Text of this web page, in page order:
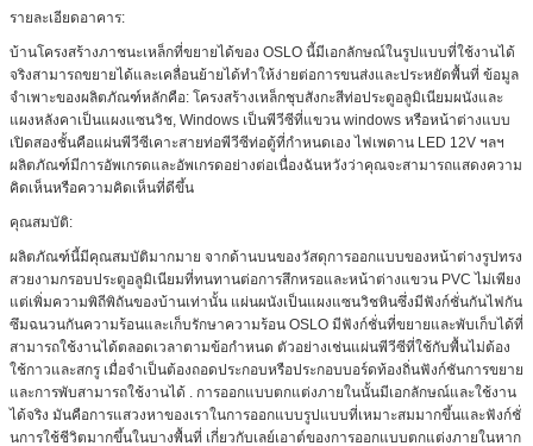
รายละเอียดอาคาร:
บ้านโครงสร้างภาชนะเหล็กที่ขยายได้ของ OSLO นี้มีเอกลักษณ์ในรูปแบบที่ใช้งานได้
จริงสามารถขยายได้และเคลื่อนย้ายได้ทำให้ง่ายต่อการขนส่งและประหยัดพื้นที่ ข้อมูล
จำเพาะของผลิตภัณฑ์หลักคือ: โครงสร้างเหล็กชุบสังกะสีท่อประตูอลูมิเนียมผนังและ
แผงหลังคาเป็นแผงแซนวิช, Windows เป็นพีวีซีที่แขวน windows หรือหน้าต่างแบบ
เปิดสองชั้นคือแผ่นพีวีซีเคาะสายท่อพีวีซีท่อตู้ที่กำหนดเอง ไฟเพดาน LED 12V ฯลฯ
ผลิตภัณฑ์มีการอัพเกรดและอัพเกรดอย่างต่อเนื่องฉันหวังว่าคุณจะสามารถแสดงความ
คิดเห็นหรือความคิดเห็นที่ดีขึ้น
คุณสมบัติ:
ผลิตภัณฑ์นี้มีคุณสมบัติมากมาย จากด้านบนของวัสดุการออกแบบของหน้าต่างรูปทรง
สวยงามกรอบประตูอลูมิเนียมที่ทนทานต่อการสึกหรอและหน้าต่างแขวน PVC ไม่เพียง
แต่เพิ่มความพิถีพิถันของบ้านเท่านั้น แผ่นผนังเป็นแผงแซนวิชหินซึ่งมีฟังก์ชั่นกันไฟกัน
ซึมฉนวนกันความร้อนและเก็บรักษาความร้อน OSLO มีฟังก์ชั่นที่ขยายและพับเก็บได้ที่
สามารถใช้งานได้ตลอดเวลาตามข้อกำหนด ตัวอย่างเช่นแผ่นพีวีซีที่ใช้กับพื้นไม่ต้อง
ใช้กาวและสกรู เมื่อจำเป็นต้องถอดประกอบหรือประกอบบอร์ดท้องถิ่นฟังก์ชันการขยาย
และการพับสามารถใช้งานได้ . การออกแบบตกแต่งภายในนั้นมีเอกลักษณ์และใช้งาน
ได้จริง มันคือการแสวงหาของเราในการออกแบบรูปแบบที่เหมาะสมมากขึ้นและฟังก์ชั่
นการใช้ชีวิตมากขึ้นในบางพื้นที่ เกี่ยวกับเลย์เอาต์ของการออกแบบตกแต่งภายในหาก